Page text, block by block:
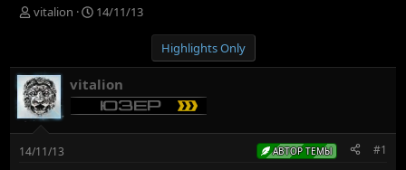
А
р
т
е
м
vitalion
Д
н
а
ч
14/11/13
Highlights Only
vitalion
14/11/13 АВТОР ТЕМЫ #1